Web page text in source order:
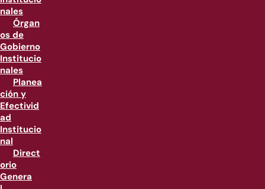
nales
Órgan
os de
Gobierno
Institucio
nales
Planea
ción y
Efectivid
ad
Institucio
nal
Direct
orio
Genera